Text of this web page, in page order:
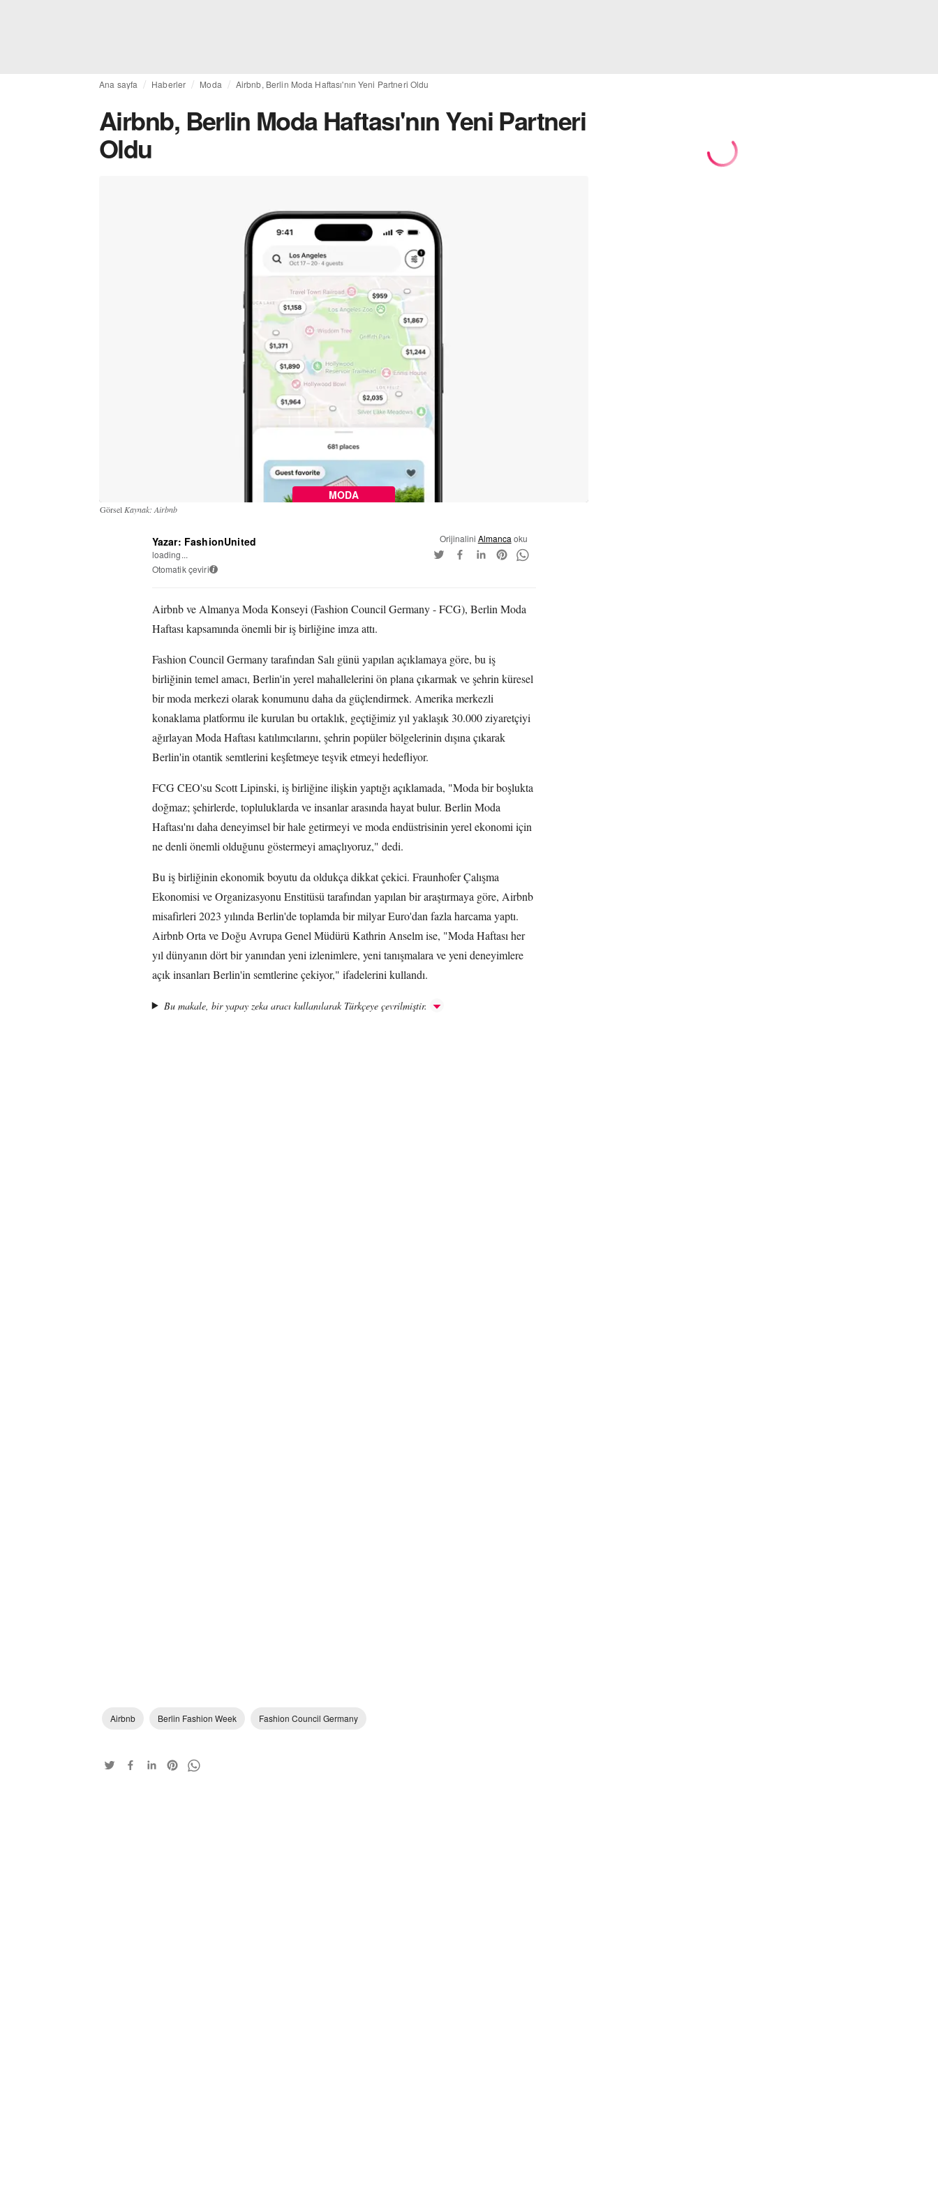
Ana sayfa Haberler Moda Airbnb, Berlin Moda Haftası'nın Yeni Partneri Oldu
Airbnb, Berlin Moda Haftası'nın Yeni Partneri
Oldu
MODA
Görsel Kaynak: Airbnb
Yazar: FashionUnited
loading...
Otomatik çeviri i
Orijinalini Almanca oku
Airbnb ve Almanya Moda Konseyi (Fashion Council Germany - FCG), Berlin Moda
Haftası kapsamında önemli bir iş birliğine imza attı.
Fashion Council Germany tarafından Salı günü yapılan açıklamaya göre, bu iş
birliğinin temel amacı, Berlin'in yerel mahallelerini ön plana çıkarmak ve şehrin küresel
bir moda merkezi olarak konumunu daha da güçlendirmek. Amerika merkezli
konaklama platformu ile kurulan bu ortaklık, geçtiğimiz yıl yaklaşık 30.000 ziyaretçiyi
ağırlayan Moda Haftası katılımcılarını, şehrin popüler bölgelerinin dışına çıkarak
Berlin'in otantik semtlerini keşfetmeye teşvik etmeyi hedefliyor.
FCG CEO'su Scott Lipinski, iş birliğine ilişkin yaptığı açıklamada, "Moda bir boşlukta
doğmaz; şehirlerde, topluluklarda ve insanlar arasında hayat bulur. Berlin Moda
Haftası'nı daha deneyimsel bir hale getirmeyi ve moda endüstrisinin yerel ekonomi için
ne denli önemli olduğunu göstermeyi amaçlıyoruz," dedi.
Bu iş birliğinin ekonomik boyutu da oldukça dikkat çekici. Fraunhofer Çalışma
Ekonomisi ve Organizasyonu Enstitüsü tarafından yapılan bir araştırmaya göre, Airbnb
misafirleri 2023 yılında Berlin'de toplamda bir milyar Euro'dan fazla harcama yaptı.
Airbnb Orta ve Doğu Avrupa Genel Müdürü Kathrin Anselm ise, "Moda Haftası her
yıl dünyanın dört bir yanından yeni izlenimlere, yeni tanışmalara ve yeni deneyimlere
açık insanları Berlin'in semtlerine çekiyor," ifadelerini kullandı.
Bu makale, bir yapay zeka aracı kullanılarak Türkçeye çevrilmiştir.
Airbnb Berlin Fashion Week Fashion Council Germany